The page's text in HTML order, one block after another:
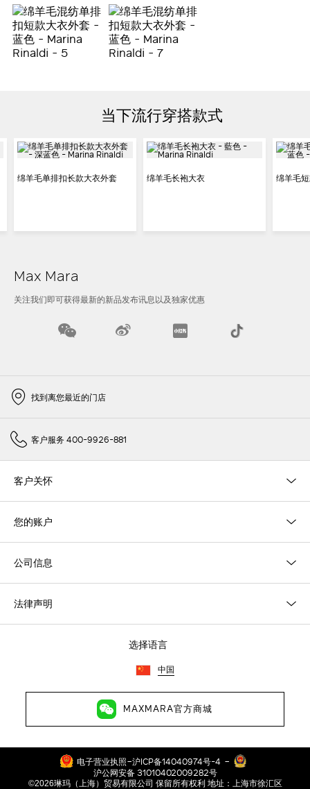
当下流行穿搭款式
绵羊毛单排扣长款大衣外套 绵羊毛长袍大衣 绵羊毛
Max Mara
关注我们即可获得最新的新品发布讯息以及独家优惠
找到离您最近的门店
客户服务 400-9926-881
客户关怀
您的账户
公司信息
法律声明
选择语言
中国
MAXMARA官方商城
电子营业执照- 沪ICP备14040974号-4 -
沪公网安备 31010402009282号
©2026琳玛（上海）贸易有限公司 保留所有权利 地址：上海市徐汇区